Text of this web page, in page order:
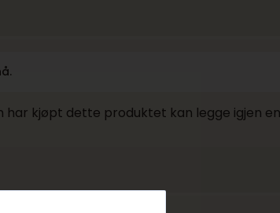
har kjøpt dette produktet kan legge igjen